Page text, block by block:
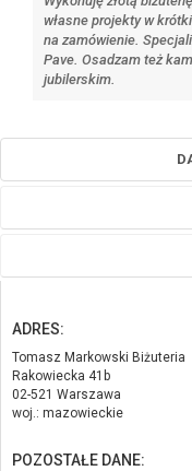
własne projekty w
na zamówienie.
Pave. Osadzam też
jubilerskim.
ADRES:
Tomasz Markowski Biżuteria
Rakowiecka 41b
02-521 Warszawa
woj.: mazowieckie
POZOSTAŁE DANE: